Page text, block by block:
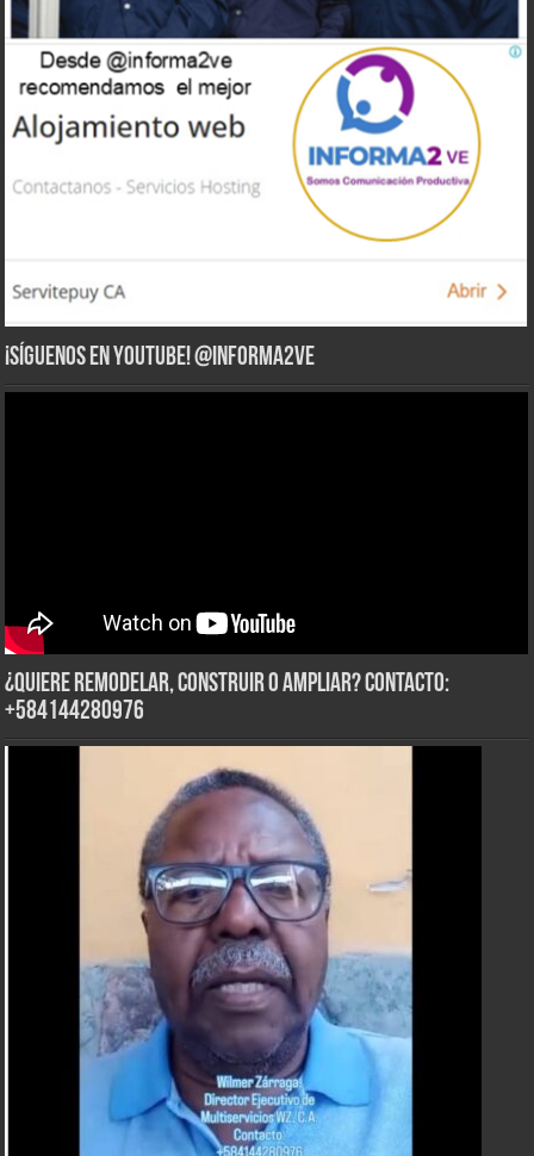
¡Síguenos en YouTube! @informa2ve
¿Quiere Remodelar, Construir o Ampliar? Contacto:
+584144280976